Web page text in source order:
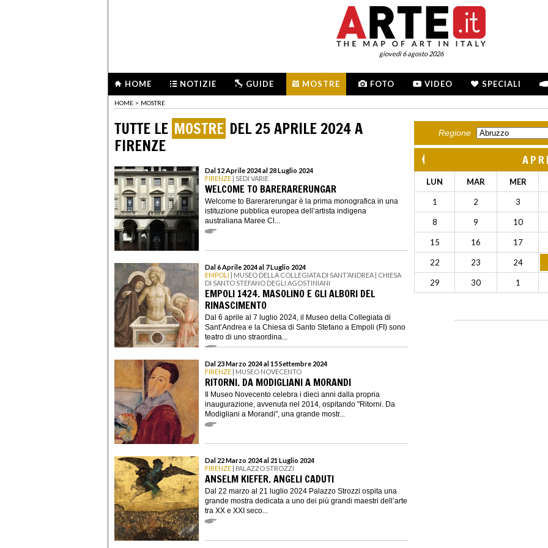
giovedì 6 agosto 2026
HOME NOTIZIE GUIDE MOSTRE FOTO VIDEO SPECIALI
HOME > MOSTRE
TUTTE LE MOSTRE DEL 25 APRILE 2024 A
FIRENZE
Dal 12 Aprile 2024 al 28 Luglio 2024
FIRENZE | SEDI VARIE
WELCOME TO BARERARERUNGAR
Welcome to Barerarerungar è la prima monografica in una
istituzione pubblica europea dell’artista indigena
australiana Maree Cl...
Dal 6 Aprile 2024 al 7 Luglio 2024
EMPOLI | MUSEO DELLA COLLEGIATA DI SANT’ANDREA | CHIESA
DI SANTO STEFANO DEGLI AGOSTINIANI
EMPOLI 1424. MASOLINO E GLI ALBORI DEL
RINASCIMENTO
Dal 6 aprile al 7 luglio 2024, il Museo della Collegiata di
Sant’Andrea e la Chiesa di Santo Stefano a Empoli (FI) sono
teatro di uno straordina...
Dal 23 Marzo 2024 al 15 Settembre 2024
FIRENZE | MUSEO NOVECENTO
RITORNI. DA MODIGLIANI A MORANDI
Il Museo Novecento celebra i dieci anni dalla propria
inaugurazione, avvenuta nel 2014, ospitando "Ritorni. Da
Modigliani a Morandi", una grande mostr...
Dal 22 Marzo 2024 al 21 Luglio 2024
FIRENZE | PALAZZO STROZZI
ANSELM KIEFER. ANGELI CADUTI
Dal 22 marzo al 21 luglio 2024 Palazzo Strozzi ospita una
grande mostra dedicata a uno dei più grandi maestri dell’arte
tra XX e XXI seco...
Regione
LUN MAR MER
1 2 3
8 9 10
15 16 17
22 23 24
29 30 1